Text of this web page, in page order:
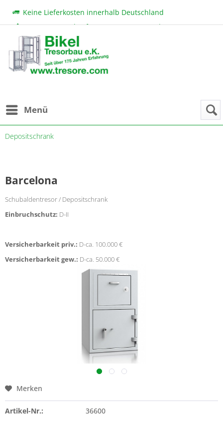
Keine Lieferkosten innerhalb Deutschland
Beratung & Verkauf:+49 (0) 7131 222 11|
bikel@tresore.com
Günstige Preise
Menü
Depositschrank
Barcelona
Schubaldentresor / Depositschrank
Einbruchschutz: D-II
Versicherbarkeit priv.: D-ca. 100.000 €
Versicherbarkeit gew.: D-ca. 50.000 €
Merken
Artikel-Nr.:
36600